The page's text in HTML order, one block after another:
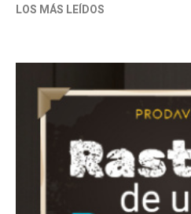
LOS MÁS LEÍDOS